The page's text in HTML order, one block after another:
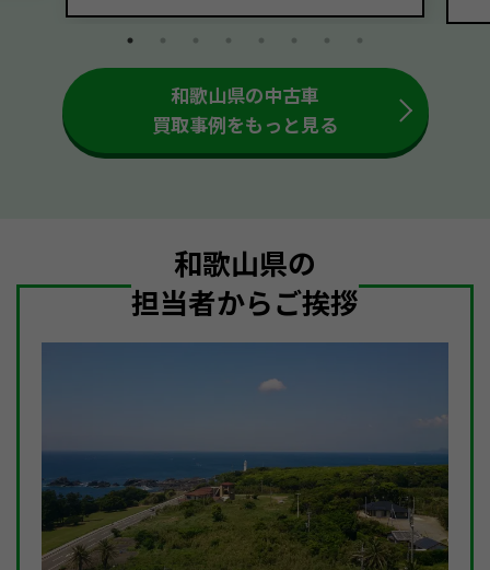
和歌山県の中古車
買取事例をもっと見る
和歌山県の
担当者からご挨拶